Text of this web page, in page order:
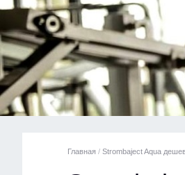
Главная / Strombaject Aqua